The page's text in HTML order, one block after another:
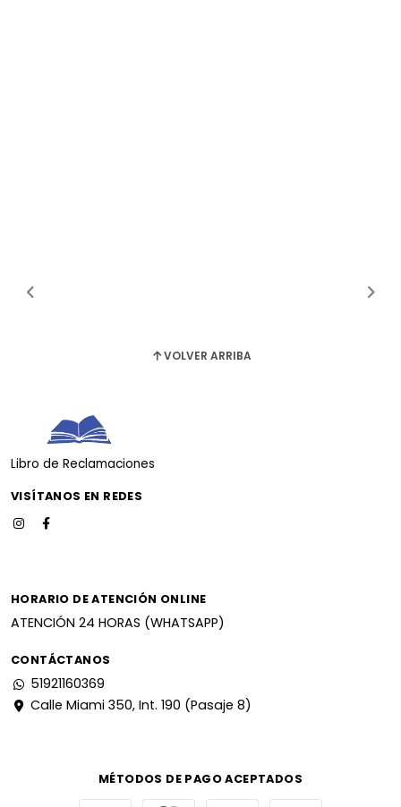
VOLVER ARRIBA
Libro de Reclamaciones
VISÍTANOS EN REDES
HORARIO DE ATENCIÓN ONLINE
ATENCIÓN 24 HORAS (WHATSAPP)
CONTÁCTANOS
51921160369
Calle Miami 350, Int. 190 (Pasaje 8)
MÉTODOS DE PAGO ACEPTADOS